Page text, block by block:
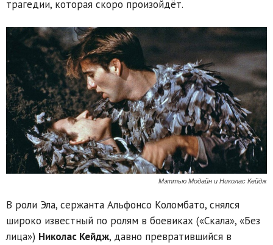
трагедии, которая скоро произойдёт.
Мэттью Модайн и Николас Кейдж
В роли Эла, сержанта Альфонсо Коломбато, снялся
широко известный по ролям в боевиках («Скала», «Без
лица») Николас Кейдж, давно превратившийся в